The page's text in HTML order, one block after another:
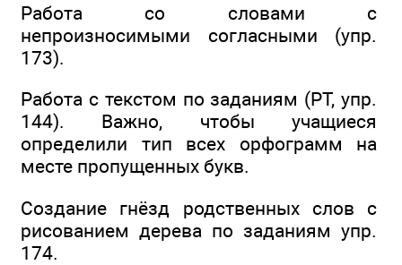
Работа со словами с
непроизносимыми согласными (упр.
173).
Работа с текстом по заданиям (РТ, упр.
144). Важно, чтобы учащиеся
определили тип всех орфограмм на
месте пропущенных букв.
Создание гнёзд родственных слов с
рисованием дерева по заданиям упр.
174.